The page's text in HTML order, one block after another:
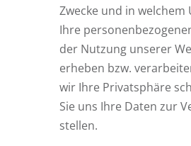
Zwecke und in welchem
Ihre
der Nutzung unserer
erheben bzw.
wir Ihre Privatsphäre
Sie uns Ihre Daten zur
stellen.